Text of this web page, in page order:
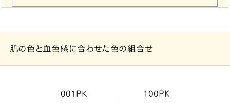
肌の色と血色感に合わせた色の組合せ